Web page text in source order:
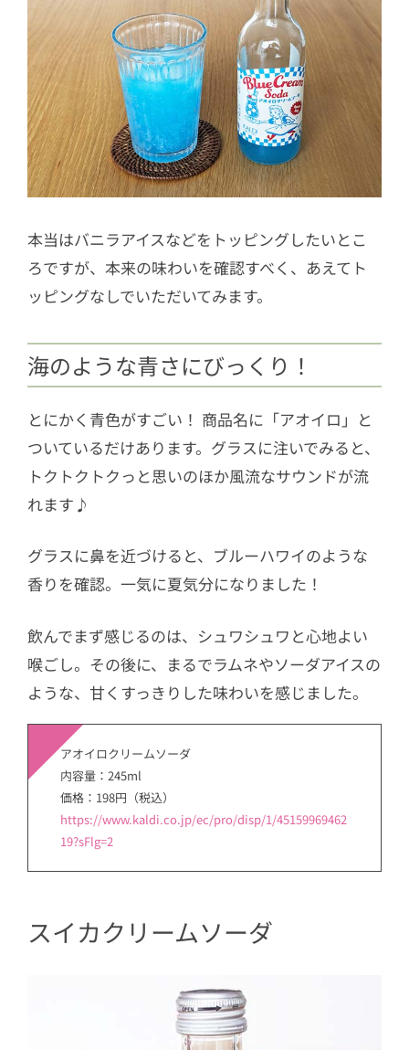
本当はバニラアイスなどをトッピングしたいとこ
ろですが、本来の味わいを確認すべく、あえてト
ッピングなしでいただいてみます。
海のような青さにびっくり！
とにかく青色がすごい！ 商品名に「アオイロ」と
ついているだけあります。グラスに注いでみると、
トクトクトクっと思いのほか風流なサウンドが流
れます♪
グラスに鼻を近づけると、ブルーハワイのような
香りを確認。一気に夏気分になりました！
飲んでまず感じるのは、シュワシュワと心地よい
喉ごし。その後に、まるでラムネやソーダアイスの
ような、甘くすっきりした味わいを感じました。
アオイロクリームソーダ
内容量：245ml
価格：198円（税込）
https://www.kaldi.co.jp/ec/pro/disp/1/45159969462
19?sFlg=2
スイカクリームソーダ